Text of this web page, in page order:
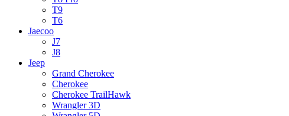
T9
T6
Jaecoo
J7
J8
Jeep
Grand Cherokee
Cherokee
Cherokee TrailHawk
Wrangler 3D